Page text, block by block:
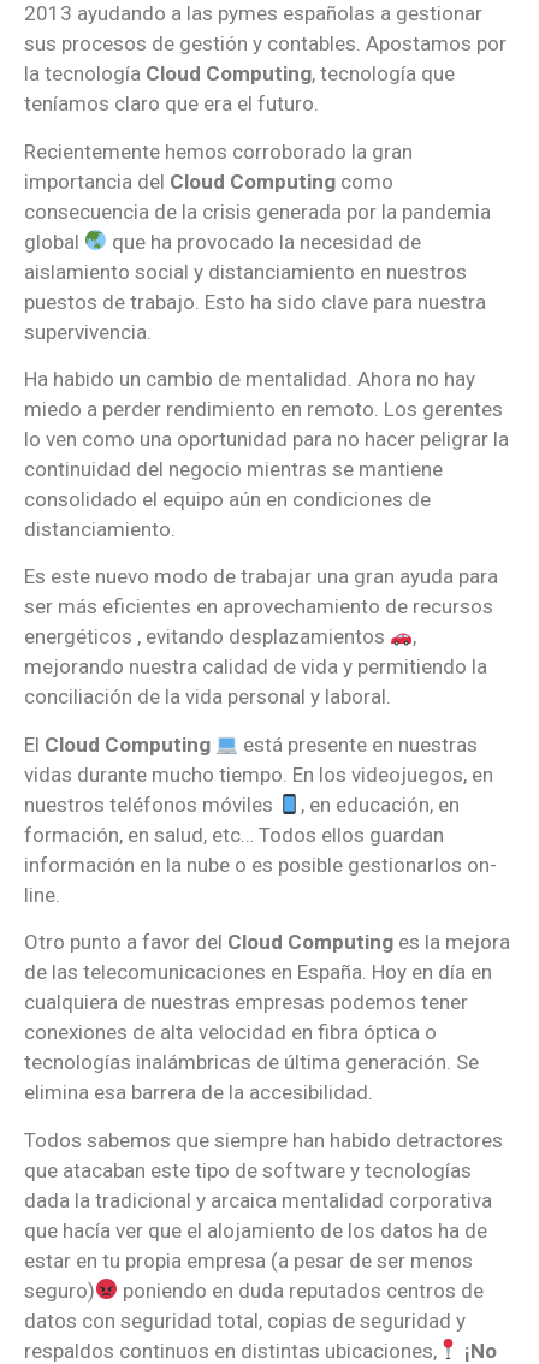
2013 ayudando a las pymes españolas a gestionar
sus procesos de gestión y contables. Apostamos por
la tecnología Cloud Computing, tecnología que
teníamos claro que era el futuro.
Recientemente hemos corroborado la gran
importancia del Cloud Computing como
consecuencia de la crisis generada por la pandemia
global
que ha provocado la necesidad de
aislamiento social y distanciamiento en nuestros
puestos de trabajo. Esto ha sido clave para nuestra
supervivencia.
Ha habido un cambio de mentalidad. Ahora no hay
miedo a perder rendimiento en remoto. Los gerentes
lo ven como una oportunidad para no hacer peligrar la
continuidad del negocio mientras se mantiene
consolidado el equipo aún en condiciones de
distanciamiento.
Es este nuevo modo de trabajar una gran ayuda para
ser más eficientes en aprovechamiento de recursos
energéticos , evitando desplazamientos
,
mejorando nuestra calidad de vida y permitiendo la
conciliación de la vida personal y laboral.
El Cloud Computing
está presente en nuestras
vidas durante mucho tiempo. En los videojuegos, en
nuestros teléfonos móviles
, en educación, en
formación, en salud, etc… Todos ellos guardan
información en la nube o es posible gestionarlos on-
line.
Otro punto a favor del Cloud Computing es la mejora
de las telecomunicaciones en España. Hoy en día en
cualquiera de nuestras empresas podemos tener
conexiones de alta velocidad en fibra óptica o
tecnologías inalámbricas de última generación. Se
elimina esa barrera de la accesibilidad.
Todos sabemos que siempre han habido detractores
que atacaban este tipo de software y tecnologías
dada la tradicional y arcaica mentalidad corporativa
que hacía ver que el alojamiento de los datos ha de
estar en tu propia empresa (a pesar de ser menos
seguro)
poniendo en duda reputados centros de
datos con seguridad total, copias de seguridad y
respaldos continuos en distintas ubicaciones,
¡No